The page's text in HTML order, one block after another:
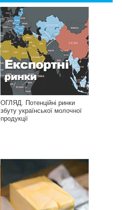
ОГЛЯД. Потенційні ринки
збуту української молочної
продукції